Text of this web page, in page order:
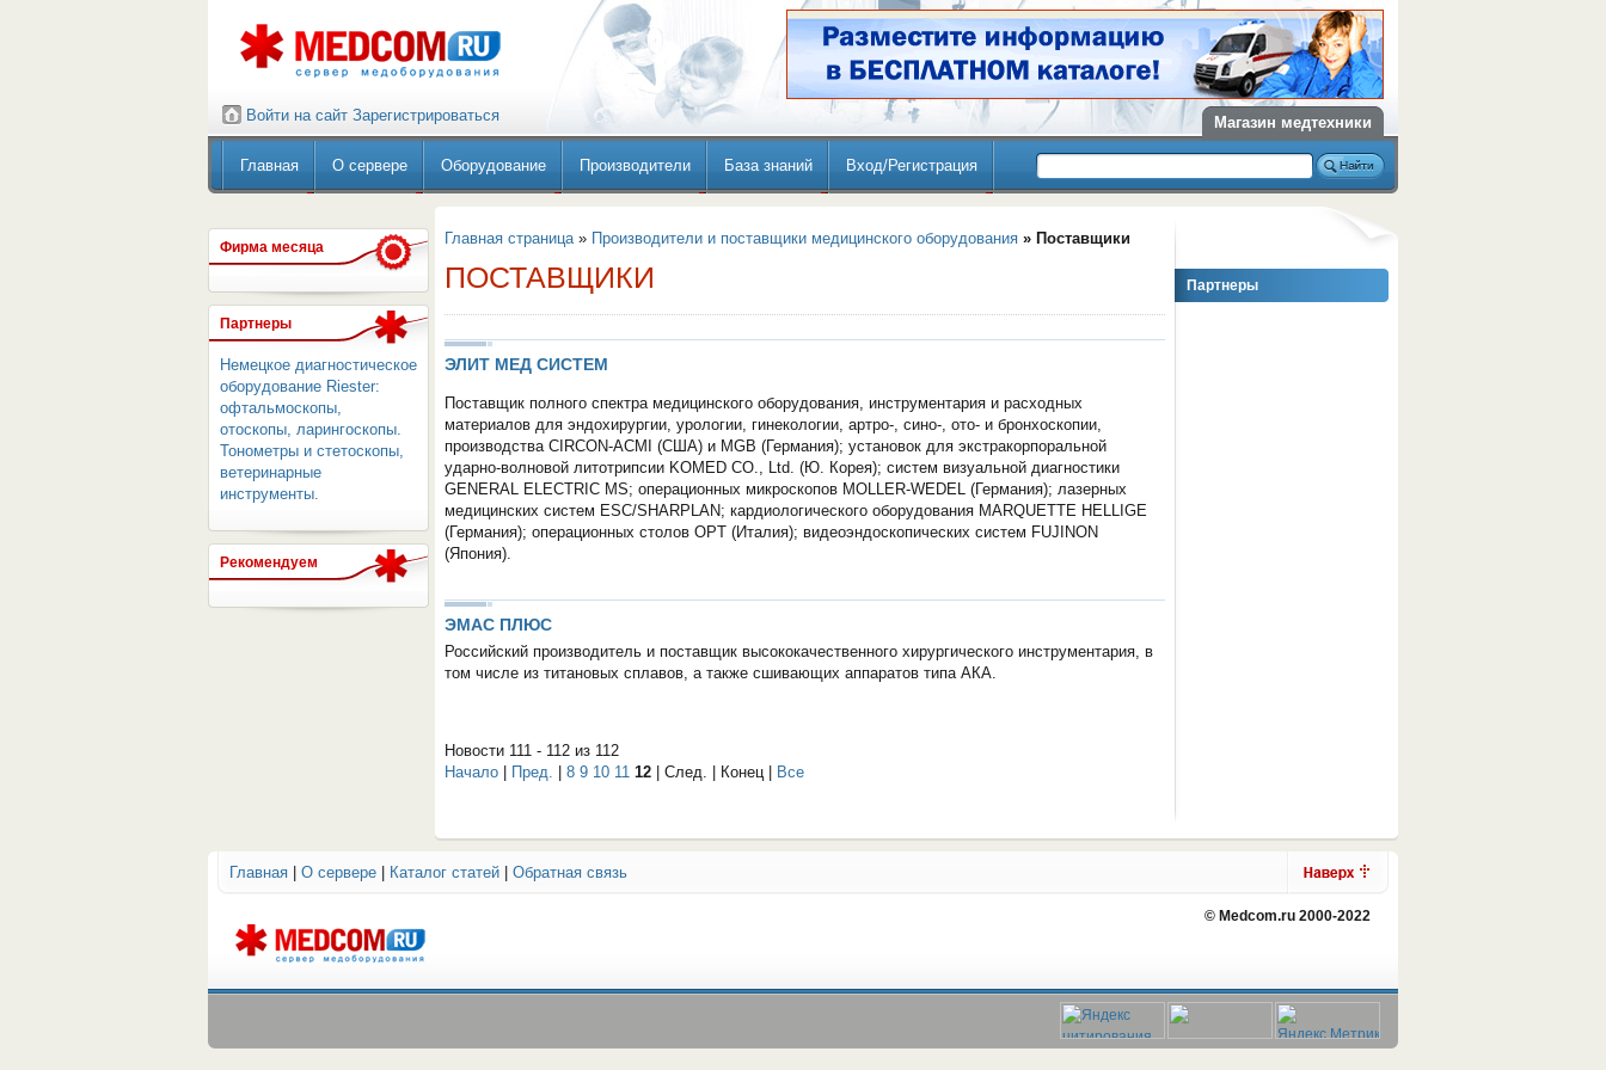
СЕРВЕР МЕДИЦИНСКОГО
Магазин медтехники
Войти на сайт Зарегистрироваться
Главная О сервере Оборудование Производители База знаний Вход/Регистрация
Партнеры
Фирма месяца
Партнеры
Немецкое диагностическое
оборудование Riester:
офтальмоскопы,
отоскопы, ларингоскопы.
Тонометры и стетоскопы,
ветеринарные
инструменты.
Рекомендуем
Главная страница» Производители и поставщики медицинского оборудования » Поставщики
ПОСТАВЩИКИ
ЭЛИТ МЕД СИСТЕМ
Поставщик полного спектра медицинского оборудования, инструментария и расходных
материалов для эндохирургии, урологии, гинекологии, артро-, сино-, ото- и бронхоскопии,
производства CIRCON-ACMI (США) и MGB (Германия); установок для экстракорпоральной
ударно-волновой литотрипсии KOMED CO., Ltd. (Ю. Корея); систем визуальной диагностики
GENERAL ELECTRIC MS; операционных микроскопов MOLLER-WEDEL (Германия); лазерных
медицинских систем ESC/SHARPLAN; кардиологического оборудования MARQUETTE HELLIGE
(Германия); операционных столов OPT (Италия); видеоэндоскопических систем FUJINON
(Япония).
ЭМАС ПЛЮС
Российский производитель и поставщик высококачественного хирургического инструментария, в
том числе из титановых сплавов, а также сшивающих аппаратов типа АКА.
Новости 111 - 112 из 112
Начало
Пред. 8 9 10 11 12 | След. | Конец Все
Главная О сервере Каталог статей Обратная связь
© Medcom.ru 2000-2022